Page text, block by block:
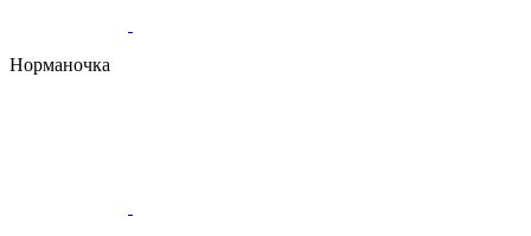
Норманочка